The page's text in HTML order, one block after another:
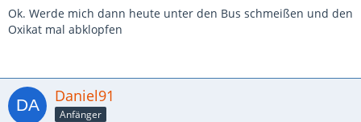
Ok. Werde mich dann heute unter den Bus schmeißen und den
Oxikat mal abklopfen
Daniel91
Anfänger